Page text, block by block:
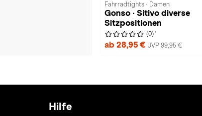
Fahrradtights · Damen
Gonso · Sitivo diverse
Sitzpositionen
(0) 1
ab 28,95 € UVP 99,95 €
Hilfe